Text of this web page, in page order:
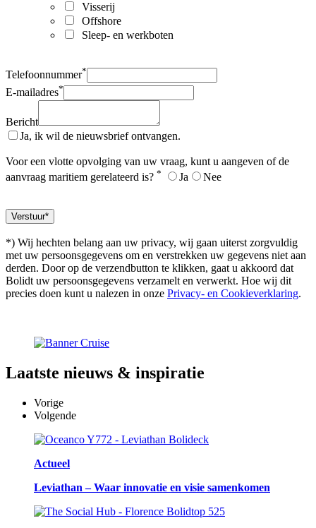
Visserij
Offshore
Sleep- en werkboten
Telefoonnummer*
E-mailadres*
Bericht
Ja, ik wil de nieuwsbrief ontvangen.
Voor een vlotte opvolging van uw vraag, kunt u aangeven of de
aanvraag maritiem gerelateerd is? * Ja Nee
*) Wij hechten belang aan uw privacy, wij gaan uiterst zorgvuldig
met uw persoonsgegevens om en verstrekken uw gegevens niet aan
derden. Door op de verzendbutton te klikken, gaat u akkoord dat
Bolidt uw persoonsgegevens verzamelt en verwerkt. Hoe wij dit
precies doen kunt u nalezen in onze Privacy- en Cookieverklaring.
Laatste nieuws & inspiratie
Vorige
Volgende
Actueel
Leviathan – Waar innovatie en visie samenkomen